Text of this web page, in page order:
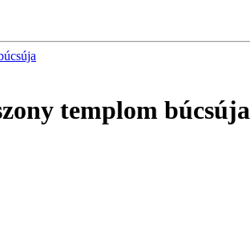
templom búcsúja